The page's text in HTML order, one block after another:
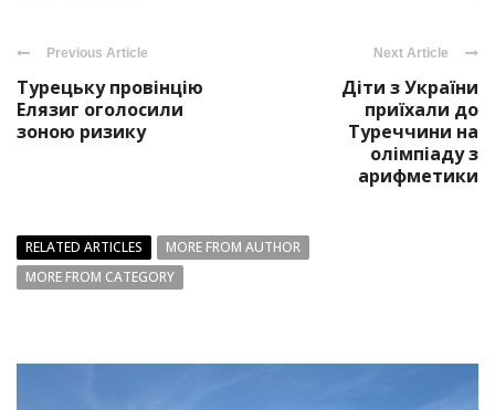
Previous Article
Турецьку провінцію
Елязиг оголосили
зоною ризику
Next Article
Діти з України
приїхали до
Туреччини на
олімпіаду з
арифметики
RELATED ARTICLES
MORE FROM AUTHOR
MORE FROM CATEGORY